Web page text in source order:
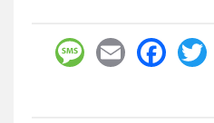
– חברת עו"ד
WhatsApp
Twitter
Facebook
Email